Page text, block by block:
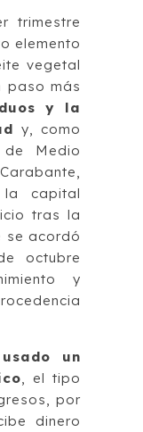
trimestre
elemento
vegetal
paso más
y la
y, como
Medio
capital
tras la
se acordó
octubre
y
un
, el tipo
por
dinero